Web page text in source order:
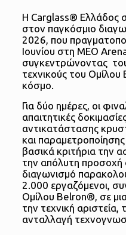
Η Carglass® Ελλάδος
στον παγκόσμιο
2026, που
Ιουνίου στη MEO
συγκεντρώνοντας
τεχνικούς του
κόσμο.
Για δύο ημέρες, οι
απαιτητικές
αντικατάστασης
και
βασικά κριτήρια την
την απόλυτη προσοχή
διαγωνισμό
2.000 εργαζόμενοι,
Ομίλου Belron®, σε
την τεχνική αριστεία,
ανταλλαγή